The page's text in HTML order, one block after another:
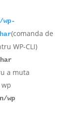
(comanda de
WP-CLI)
a muta
wp